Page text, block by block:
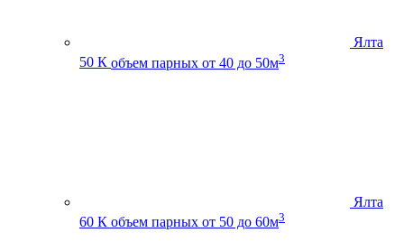
Ялта
50 К объем парных от 40 до 50м3
Ялта
60 К объем парных от 50 до 60м3